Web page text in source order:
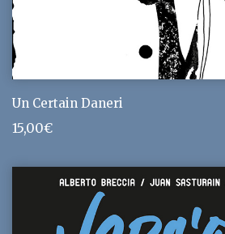
Un Certain Daneri
15,00€